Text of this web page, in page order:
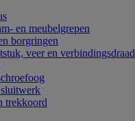
en meubelgrepen
borgringen
veer en verbindingsdraad
trekkoord